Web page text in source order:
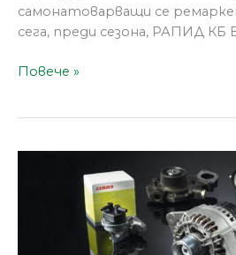
самонатоварващи се
сега, преди сезона, РАПИД КБ
Повече »